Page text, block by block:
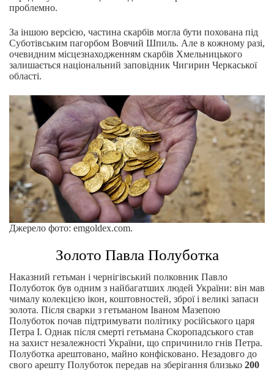
проблемно.
За іншою версією, частина скарбів могла бути похована під
Суботівським пагорбом Вовчий Шпиль. Але в кожному разі,
очевидним місцезнаходженням скарбів Хмельницького
залишається національний заповідник Чигирин Черкаської
області.
Джерело фото: emgoldex.com.
Золото Павла Полуботка
Наказний гетьман і чернігівський полковник Павло
Полуботок був одним з найбагатших людей України: він мав
чималу колекцією ікон, коштовностей, зброї і великі запаси
золота. Після сварки з гетьманом Іваном Мазепою
Полуботок почав підтримувати політику російського царя
Петра I. Однак після смерті гетьмана Скоропадського став
на захист незалежності України, що спричинило гнів Петра.
Полуботка арештовано, майно конфісковано. Незадовго до
свого арешту Полуботок передав на зберігання близько 200